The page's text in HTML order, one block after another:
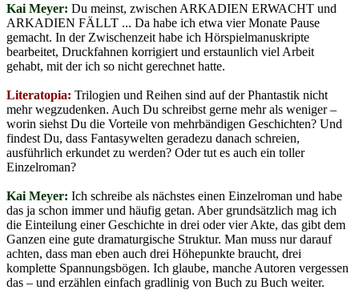
Kai Meyer: Du meinst, zwischen ARKADIEN ERWACHT und
ARKADIEN FÄLLT ... Da habe ich etwa vier Monate Pause
gemacht. In der Zwischenzeit habe ich Hörspielmanuskripte
bearbeitet, Druckfahnen korrigiert und erstaunlich viel Arbeit
gehabt, mit der ich so nicht gerechnet hatte.
Literatopia: Trilogien und Reihen sind auf der Phantastik nicht
mehr wegzudenken. Auch Du schreibst gerne mehr als weniger –
worin siehst Du die Vorteile von mehrbändigen Geschichten? Und
findest Du, dass Fantasywelten geradezu danach schreien,
ausführlich erkundet zu werden? Oder tut es auch ein toller
Einzelroman?
Kai Meyer: Ich schreibe als nächstes einen Einzelroman und habe
das ja schon immer und häufig getan. Aber grundsätzlich mag ich
die Einteilung einer Geschichte in drei oder vier Akte, das gibt dem
Ganzen eine gute dramaturgische Struktur. Man muss nur darauf
achten, dass man eben auch drei Höhepunkte braucht, drei
komplette Spannungsbögen. Ich glaube, manche Autoren vergessen
das – und erzählen einfach gradlinig von Buch zu Buch weiter.